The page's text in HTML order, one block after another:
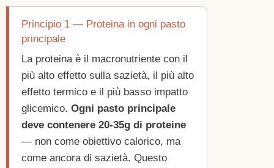
Principio 1 — Proteina in ogni pasto
principale
La proteina è il macronutriente con il
più alto effetto sulla sazietà, il più alto
effetto termico e il più basso impatto
glicemico. Ogni pasto principale
deve contenere 20-35g di proteine
— non come obiettivo calorico, ma
come ancora di sazietà. Questo